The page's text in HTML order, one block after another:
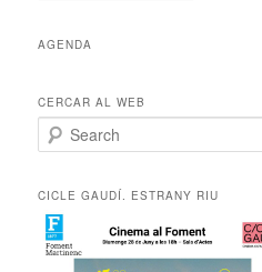
i
s
AGENDA
CERCAR AL WEB
e
r
h
CICLE GAUDÍ. ESTRANY RIU